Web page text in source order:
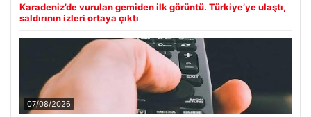
Karadeniz’de vurulan gemiden ilk görüntü. Türkiye’ye ulaştı,
saldırının izleri ortaya çıktı
07/08/2026